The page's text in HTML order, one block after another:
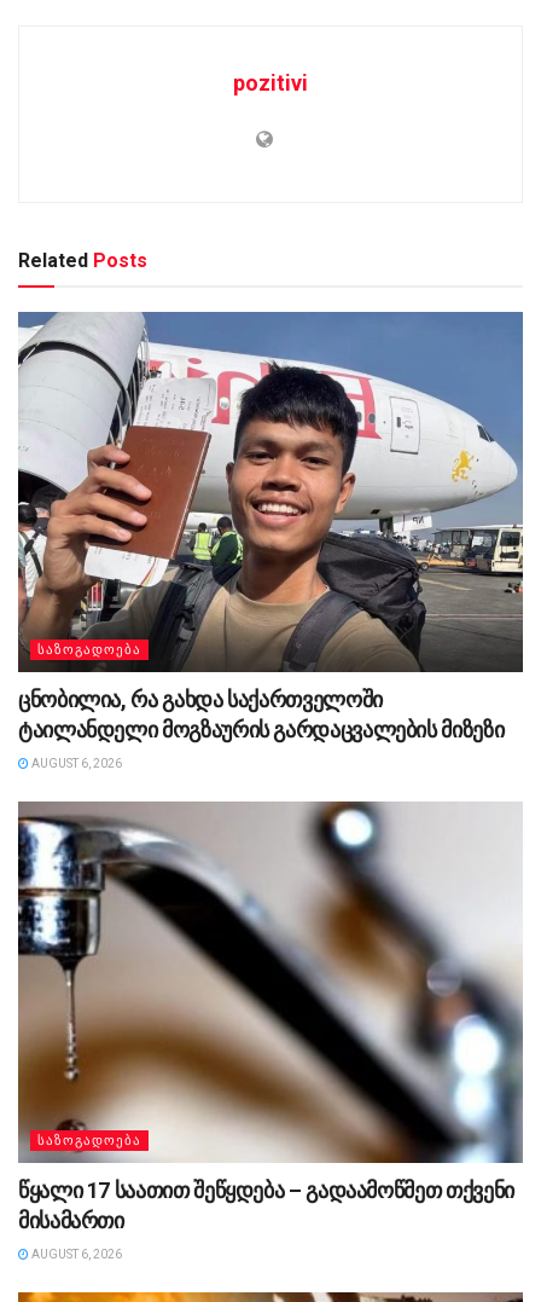
pozitivi
Related Posts
ᲡᲐᲖᲝᲒᲐᲓᲝᲔᲑᲐ
ცნობილია, რა გახდა საქართველოში
ტაილანდელი მოგზაურის გარდაცვალების მიზეზი
AUGUST 6, 2026
ᲡᲐᲖᲝᲒᲐᲓᲝᲔᲑᲐ
წყალი 17 საათით შეწყდება – გადაამოწმეთ თქვენი
მისამართი
AUGUST 6, 2026